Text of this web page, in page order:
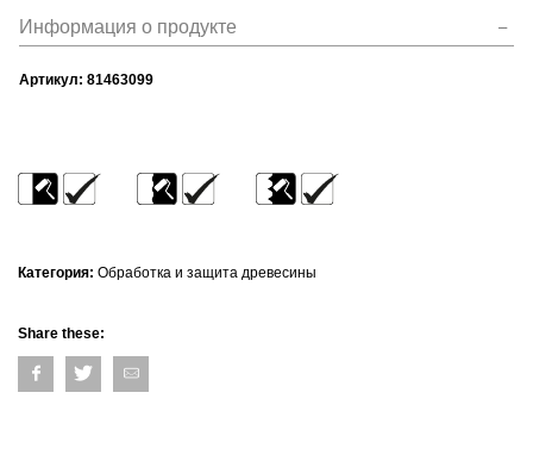
Информация о продукте
Артикул: 81463099
Категория: Обработка и защита древесины
Share these: